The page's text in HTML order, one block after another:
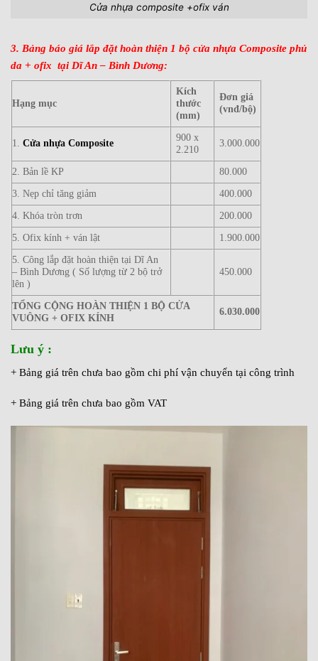
Cửa nhựa composite +ofix ván
3. Bảng báo giá lắp đặt hoàn thiện 1 bộ cửa nhựa Composite phủ
da + ofix tại Dĩ An – Bình Dương:
Hạng mục
Kích
thước
(mm)
Đơn giá
(vnđ/bộ)
1. Cửa nhựa Composite
900 x
2.210
3.000.000
2. Bản lề KP 80.000
3. Nẹp chỉ tăng giảm 400.000
4. Khóa tròn trơn 200.000
5. Ofix kính + ván lật 1.900.000
5. Công lắp đặt hoàn thiện tại Dĩ An
– Bình Dương ( Số lượng từ 2 bộ trở
lên )
450.000
TỔNG CỘNG HOÀN THIỆN 1 BỘ CỬA
VUÔNG + OFIX KÍNH
6.030.000
Lưu ý :
+ Bảng giá trên chưa bao gồm chi phí vận chuyển tại công trình
+ Bảng giá trên chưa bao gồm VAT